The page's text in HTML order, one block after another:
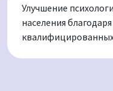
Улучшение
населения